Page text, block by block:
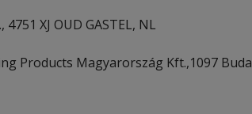
4751 XJ OUD GASTEL, NL
Products Magyarország Kft.,1097